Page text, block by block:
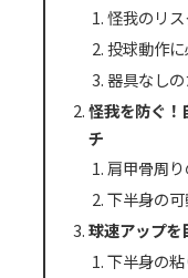
怪我のリ
投球動作
器具なし
怪我を防ぐ！
チ
肩甲骨周
下半身の
球速アップを
下半身の